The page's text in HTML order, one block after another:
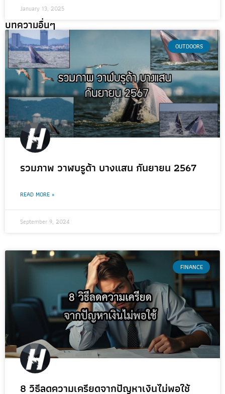
January 13, 2025
บทความอื่นๆ
OUTDOORS
รวมภาพ วาฬบรูด้า บางแสน กันยายน 2567
READ MORE »
September 9, 2024
FINANCE
8 วิธีลดความเครียดจากปัญหาเงินไม่พอใช้